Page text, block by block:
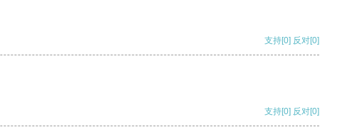
支持[0] 反对[0]
支持[0] 反对[0]